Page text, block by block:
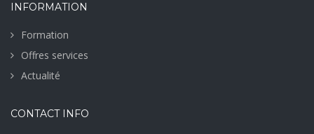
INFORMATION
Formation
Offres services
Actualité
CONTACT INFO